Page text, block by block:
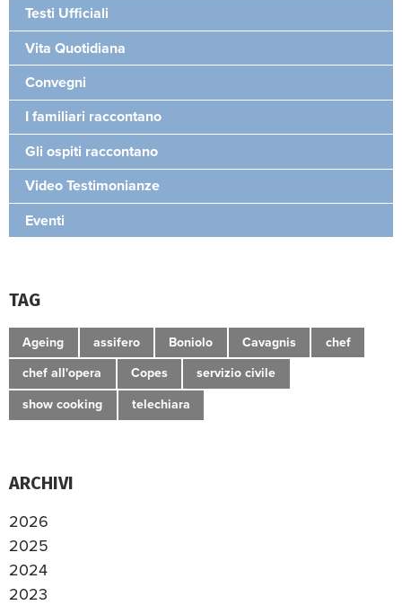
Testi Ufficiali
Vita Quotidiana
Convegni
I familiari raccontano
Gli ospiti raccontano
Video Testimonianze
Eventi
TAG
Ageing assifero Boniolo Cavagnis chef
chef all'opera Copes servizio civile
show cooking telechiara
ARCHIVI
2026
2025
2024
2023